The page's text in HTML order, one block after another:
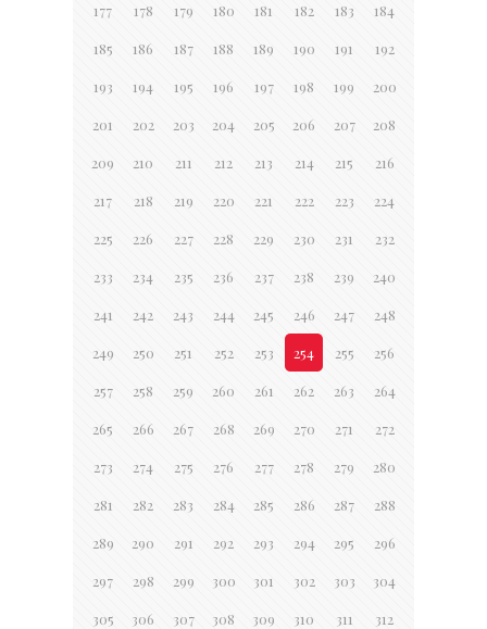
177 178 179 180 181 182 183 184
185 186 187 188 189 190 191 192
193 194 195 196 197 198 199 200
201 202 203 204 205 206 207 208
209 210 211 212 213 214 215 216
217 218 219 220 221 222 223 224
225 226 227 228 229 230 231 232
233 234 235 236 237 238 239 240
241 242 243 244 245 246 247 248
249 250 251 252 253 254 255 256
257 258 259 260 261 262 263 264
265 266 267 268 269 270 271 272
273 274 275 276 277 278 279 280
281 282 283 284 285 286 287 288
289 290 291 292 293 294 295 296
297 298 299 300 301 302 303 304
305 306 307 308 309 310 311 312